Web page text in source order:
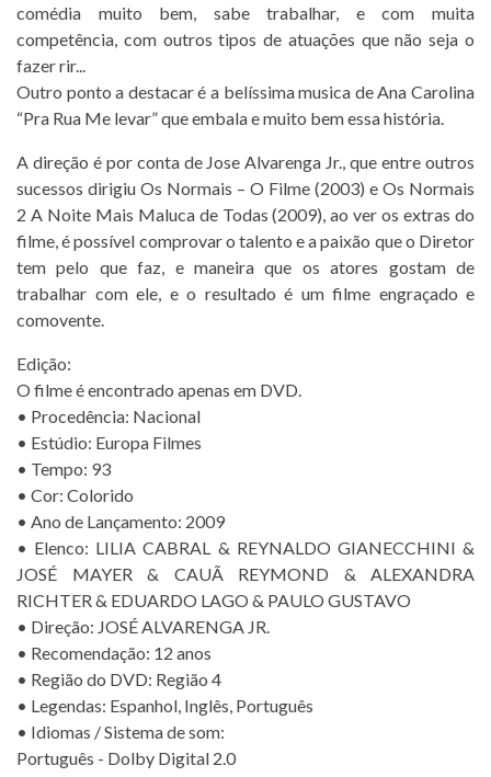
comédia muito bem, sabe trabalhar, e com muita
competência, com outros tipos de atuações que não seja o
fazer rir...
Outro ponto a destacar é a belíssima musica de Ana Carolina
“Pra Rua Me levar” que embala e muito bem essa história.
A direção é por conta de Jose Alvarenga Jr., que entre outros
sucessos dirigiu Os Normais – O Filme (2003) e Os Normais
2 A Noite Mais Maluca de Todas (2009), ao ver os extras do
filme, é possível comprovar o talento e a paixão que o Diretor
tem pelo que faz, e maneira que os atores gostam de
trabalhar com ele, e o resultado é um filme engraçado e
comovente.
Edição:
O filme é encontrado apenas em DVD.
• Procedência: Nacional
• Estúdio: Europa Filmes
• Tempo: 93
• Cor: Colorido
• Ano de Lançamento: 2009
• Elenco: LILIA CABRAL & REYNALDO GIANECCHINI &
JOSÉ MAYER & CAUÃ REYMOND & ALEXANDRA
RICHTER & EDUARDO LAGO & PAULO GUSTAVO
• Direção: JOSÉ ALVARENGA JR.
• Recomendação: 12 anos
• Região do DVD: Região 4
• Legendas: Espanhol, Inglês, Português
• Idiomas / Sistema de som:
Português - Dolby Digital 2.0